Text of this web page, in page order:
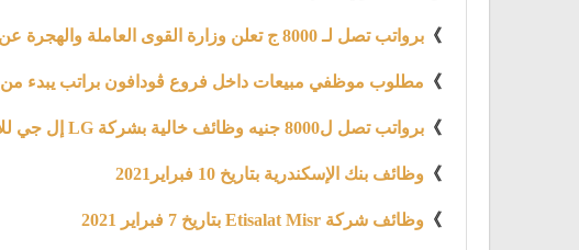
》 برواتب تصل لـ 8000 ج تعلن وزارة القوى العاملة والهجرة عن توفير 4219 فرصة عمل
》 مطلوب موظفي مبيعات داخل فروع ڤودافون براتب يبدء من 3300جنية
》 برواتب تصل ل8000 جنيه وظائف خالية بشركة LG إل جي للالكترونيات
》 وظائف بنك الإسكندرية بتاريخ 10 فبراير2021
》 وظائف شركة Etisalat Misr بتاريخ 7 فبراير 2021